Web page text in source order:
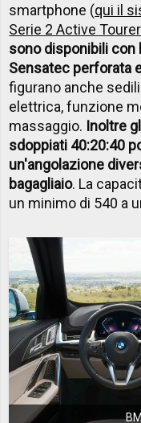
smartphone (qui il
Serie 2 Active Tourer
sono disponibili con
Sensatec perforata
figurano anche
elettrica, funzione
massaggio. Inoltre g
sdoppiati 40:20:40
un'angolazione
bagagliaio. La
un minimo di 540 a